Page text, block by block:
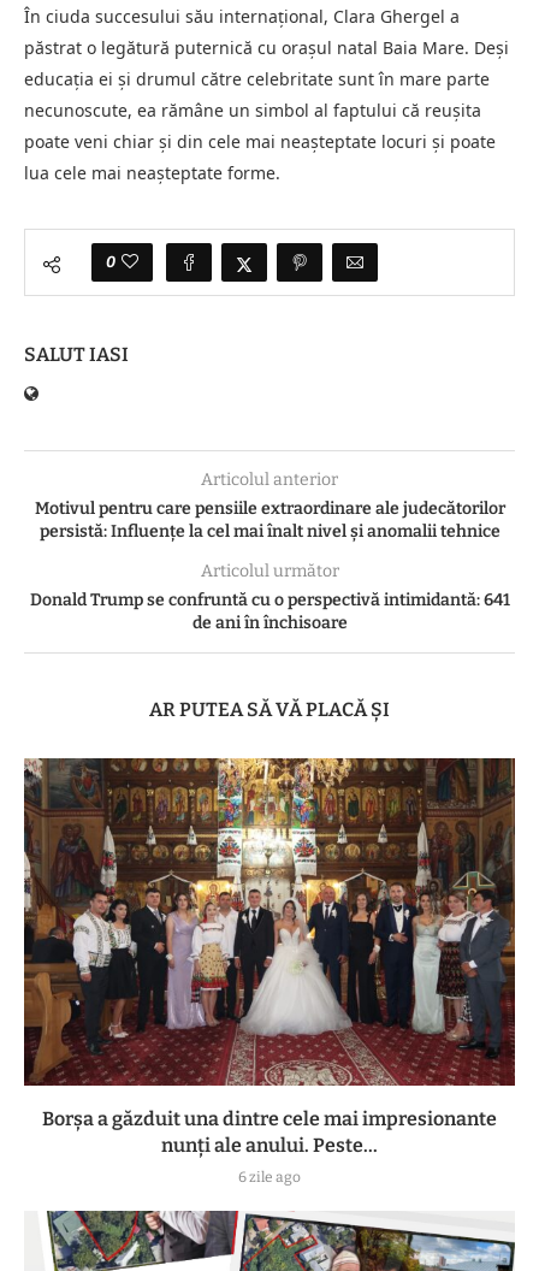
În ciuda succesului său internațional, Clara Ghergel a
păstrat o legătură puternică cu orașul natal Baia Mare. Deși
educația ei și drumul către celebritate sunt în mare parte
necunoscute, ea rămâne un simbol al faptului că reușita
poate veni chiar și din cele mai neașteptate locuri și poate
lua cele mai neașteptate forme.
0
SALUT IASI
Articolul anterior
Motivul pentru care pensiile extraordinare ale judecătorilor
persistă: Influențe la cel mai înalt nivel și anomalii tehnice
Articolul următor
Donald Trump se confruntă cu o perspectivă intimidantă: 641
de ani în închisoare
AR PUTEA SĂ VĂ PLACĂ ȘI
Borșa a găzduit una dintre cele mai impresionante
nunți ale anului. Peste...
6 zile ago